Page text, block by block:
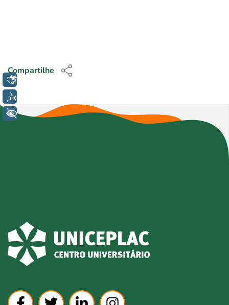
Compartilhe
+ Acessibilidade